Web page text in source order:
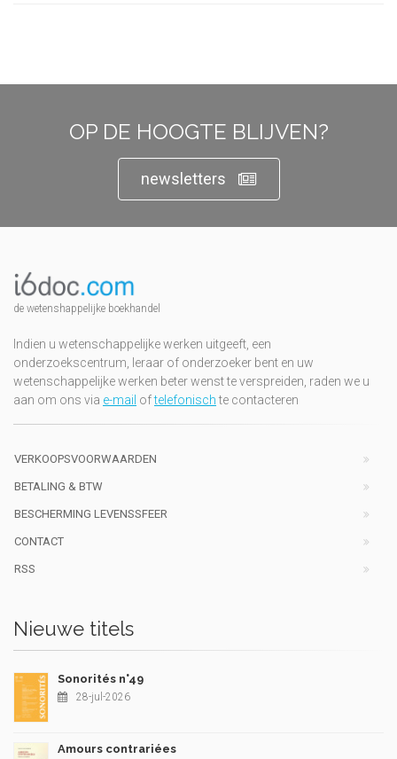
OP DE HOOGTE BLIJVEN?
newsletters
de wetenshappelijke boekhandel
Indien u wetenschappelijke werken uitgeeft, een
onderzoekscentrum, leraar of onderzoeker bent en uw
wetenschappelijke werken beter wenst te verspreiden, raden we u
aan om ons via e-mail oftelefonischte contacteren
VERKOOPSVOORWAARDEN
BETALING & BTW
BESCHERMING LEVENSSFEER
CONTACT
RSS
Nieuwe titels
Sonorités n°49
28-jul-2026
Amours contrariées